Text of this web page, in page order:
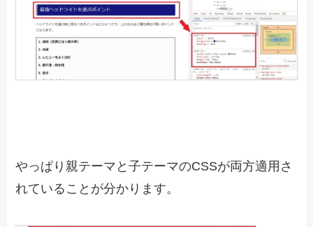
やっぱり親テーマと子テーマのCSSが両方適用さ
れていることが分かります。